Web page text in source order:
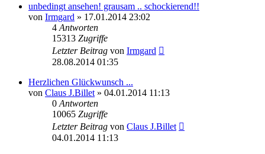
unbedingt ansehen! grausam .. schockierend!!
von Irmgard » 17.01.2014 23:02
4 Antworten
15313 Zugriffe
Letzter Beitrag von Irmgard
28.08.2014 01:35
Herzlichen Glückwunsch ...
von Claus J.Billet » 04.01.2014 11:13
0 Antworten
10065 Zugriffe
Letzter Beitrag von Claus J.Billet
04.01.2014 11:13